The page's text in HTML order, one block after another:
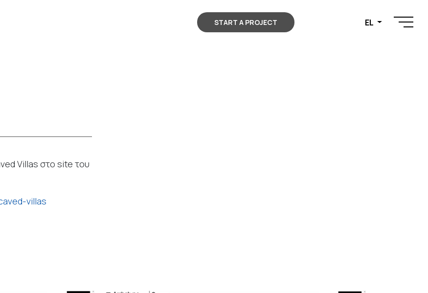
START A PROJECT EL
Villas στο site του
villas